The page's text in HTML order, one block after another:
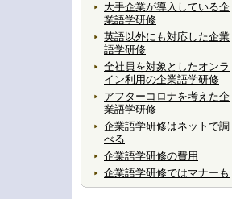
大手企業が導入している企
業語学研修
英語以外にも対応した企業
語学研修
全社員を対象としたオンラ
イン利用の企業語学研修
アフターコロナを考えた企
業語学研修
企業語学研修はネットで調
べる
企業語学研修の費用
企業語学研修ではマナーも